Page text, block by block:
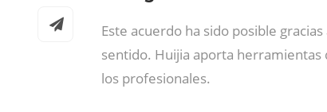
Este acuerdo ha sido posible
sentido. Huijia aporta
los profesionales.